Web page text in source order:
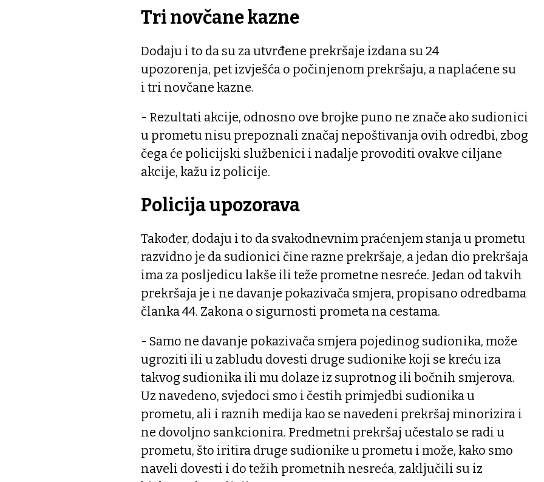
Tri novčane kazne
Dodaju i to da su za utvrđene prekršaje izdana su 24
upozorenja, pet izvješća o počinjenom prekršaju, a naplaćene su
i tri novčane kazne.
- Rezultati akcije, odnosno ove brojke puno ne znače ako sudionici
u prometu nisu prepoznali značaj nepoštivanja ovih odredbi, zbog
čega će policijski službenici i nadalje provoditi ovakve ciljane
akcije, kažu iz policije.
Policija upozorava
Također, dodaju i to da svakodnevnim praćenjem stanja u prometu
razvidno je da sudionici čine razne prekršaje, a jedan dio prekršaja
ima za posljedicu lakše ili teže prometne nesreće. Jedan od takvih
prekršaja je i ne davanje pokazivača smjera, propisano odredbama
članka 44. Zakona o sigurnosti prometa na cestama.
- Samo ne davanje pokazivača smjera pojedinog sudionika, može
ugroziti ili u zabludu dovesti druge sudionike koji se kreću iza
takvog sudionika ili mu dolaze iz suprotnog ili bočnih smjerova.
Uz navedeno, svjedoci smo i čestih primjedbi sudionika u
prometu, ali i raznih medija kao se navedeni prekršaj minorizira i
ne dovoljno sankcionira. Predmetni prekršaj učestalo se radi u
prometu, što iritira druge sudionike u prometu i može, kako smo
naveli dovesti i do težih prometnih nesreća, zaključili su iz